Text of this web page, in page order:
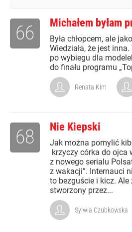
Michałem byłam
Była chłopcem, ale
Wiedziała, że jest
po wybiegu dla
do finału programu
66
Renata Kim
Nie Kiepski
Jak można pomylić
krzyczy córka do ojca
z nowego serialu
z wakacji”. Internauci
to bezguście i kicz.
stworzony przez...
68
Sylwia Czubkowska